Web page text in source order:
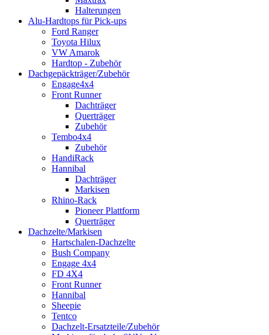
Halterungen
Alu-Hardtops für Pick-ups
Ford Ranger
Toyota Hilux
VW Amarok
Hardtop - Zubehör
Dachgepäckträger/Zubehör
Engage4x4
Front Runner
Dachträger
Querträger
Zubehör
Tembo4x4
Zubehör
HandiRack
Hannibal
Dachträger
Markisen
Rhino-Rack
Pioneer Plattform
Querträger
Dachzelte/Markisen
Hartschalen-Dachzelte
Bush Company
Engage 4x4
FD 4X4
Front Runner
Hannibal
Sheepie
Tentco
Dachzelt-Ersatzteile/Zubehör